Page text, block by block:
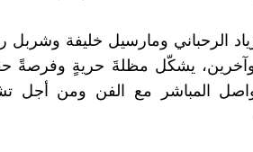
الرحباني ومارسيل خليفة وشربل
وآخرين، يشكّل مظلةَ حريةٍ وفرصةً
المباشر مع الفن ومن أجل